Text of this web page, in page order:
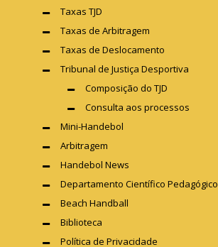
Taxas TJD
Taxas de Arbitragem
Taxas de Deslocamento
Tribunal de Justiça Desportiva
Composição do TJD
Consulta aos processos
Mini-Handebol
Arbitragem
Handebol News
Departamento Científico Pedagógico
Beach Handball
Biblioteca
Política de Privacidade